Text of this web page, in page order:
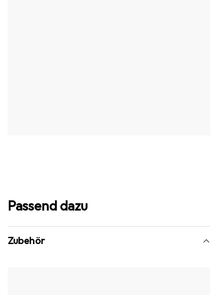
Passend dazu
Zubehör